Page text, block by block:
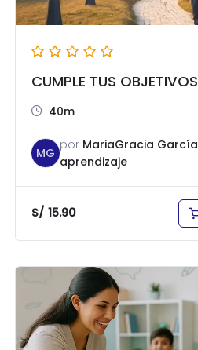
CUMPLE TUS OBJETIVOS
40m
MG
por MariaGracia García
aprendizaje
S/ 15.90